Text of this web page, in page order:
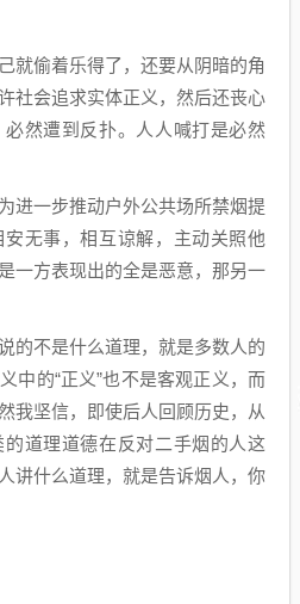
就偷着乐得了，还要从阴暗的角
社会追求实体正义，然后还丧心
然遭到反扑。人人喊打是必然
进一步推动户外公共场所禁烟提
无事，相互谅解，主动关照他
一方表现出的全是恶意，那另一
的不是什么道理，就是多数人的
中的“正义”也不是客观正义，而
我坚信，即使后人回顾历史，从
道理道德在反对二手烟的人这
讲什么道理，就是告诉烟人，你